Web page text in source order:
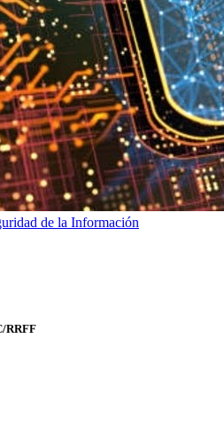
de la Información
RRFF